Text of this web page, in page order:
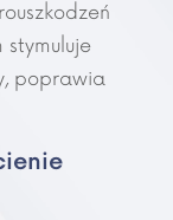
poprawia